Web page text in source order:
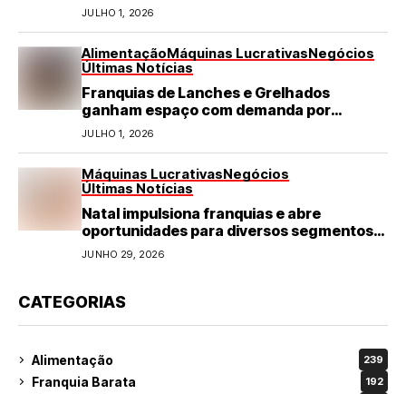
JULHO 1, 2026
AlimentaçãoMáquinas LucrativasNegócios
Últimas Notícias
Franquias de Lanches e Grelhados
ganham espaço com demanda por
refeições rápidas e de qualidade
JULHO 1, 2026
Máquinas LucrativasNegócios
Últimas Notícias
Natal impulsiona franquias e abre
oportunidades para diversos segmentos
do varejo
JUNHO 29, 2026
CATEGORIAS
Alimentação 239
Franquia Barata 192